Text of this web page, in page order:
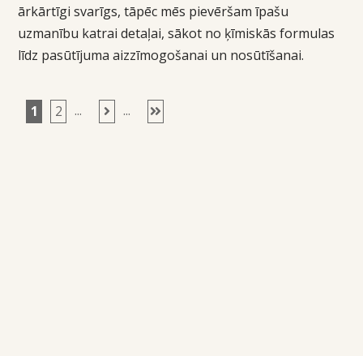
ārkārtīgi svarīgs, tāpēc mēs pievēršam īpašu
uzmanību katrai detaļai, sākot no ķīmiskās formulas
līdz pasūtījuma aizzīmogošanai un nosūtīšanai.
1 2 ... ...